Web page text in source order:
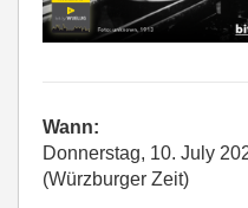
Wann:
Donnerstag, 10. July
(Würzburger Zeit)